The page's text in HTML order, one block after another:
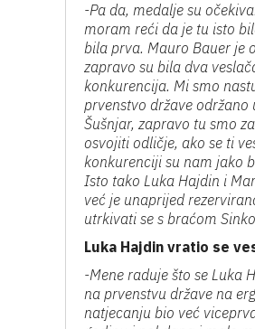
-Pa da, medalje su
moram reći da je tu isto
bila prva. Mauro Bauer je
zapravo su bila dva
konkurencija. Mi smo
prvenstvo države
Šušnjar, zapravo tu smo
osvojiti odličje, ako se ti
konkurenciji su nam jako
Isto tako Luka Hajdin i
već je unaprijed
utrkivati se s braćom
Luka Hajdin vratio se
-Mene raduje što se Luka
na prvenstvu države na
natjecanju bio već